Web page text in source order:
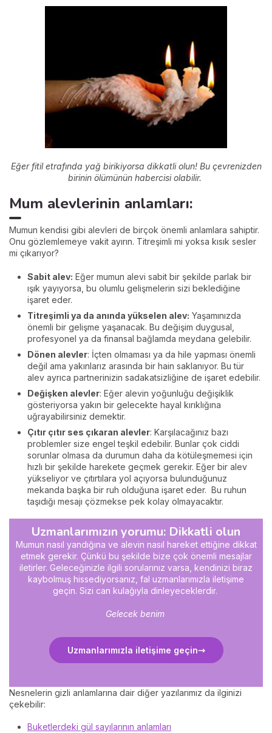
Eğer fitil etrafında yağ birikiyorsa dikkatli olun! Bu çevrenizden
birinin ölümünün habercisi olabilir.
Mum alevlerinin anlamları:
Mumun kendisi gibi alevleri de birçok önemli anlamlara sahiptir.
Onu gözlemlemeye vakit ayırın. Titreşimli mi yoksa kısık sesler
mi çıkarıyor?
Sabit alev: Eğer mumun alevi sabit bir şekilde parlak bir
ışık yayıyorsa, bu olumlu gelişmelerin sizi beklediğine
işaret eder.
Titreşimli ya da anında yükselen alev: Yaşamınızda
önemli bir gelişme yaşanacak. Bu değişim duygusal,
profesyonel ya da finansal bağlamda meydana gelebilir.
Dönen alevler: İçten olmaması ya da hile yapması önemli
değil ama yakınlarız arasında bir hain saklanıyor. Bu tür
alev ayrıca partnerinizin sadakatsizliğine de işaret edebilir.
Değişken alevler: Eğer alevin yoğunluğu değişiklik
gösteriyorsa yakın bir gelecekte hayal kırıklığına
uğrayabilirsiniz demektir.
Çıtır çıtır ses çıkaran alevler: Karşılacağınız bazı
problemler size engel teşkil edebilir. Bunlar çok ciddi
sorunlar olmasa da durumun daha da kötüleşmemesi için
hızlı bir şekilde harekete geçmek gerekir. Eğer bir alev
yükseliyor ve çıtırtılara yol açıyorsa bulunduğunuz
mekanda başka bir ruh olduğuna işaret eder. Bu ruhun
taşıdığı mesajı çözmekse pek kolay olmayacaktır.
Uzmanlarımızın yorumu: Dikkatli olun
Mumun nasıl yandığına ve alevin nasıl hareket ettiğine dikkat
etmek gerekir. Çünkü bu şekilde bize çok önemli mesajlar
iletirler. Geleceğinizle ilgili sorularınız varsa, kendinizi biraz
kaybolmuş hissediyorsanız, fal uzmanlarımızla iletişime
geçin. Sizi can kulağıyla dinleyeceklerdir.
Gelecek benim
Uzmanlarımızla iletişime geçin
Nesnelerin gizli anlamlarına dair diğer yazılarımız da ilginizi
çekebilir:
Buketlerdeki gül sayılarının anlamları